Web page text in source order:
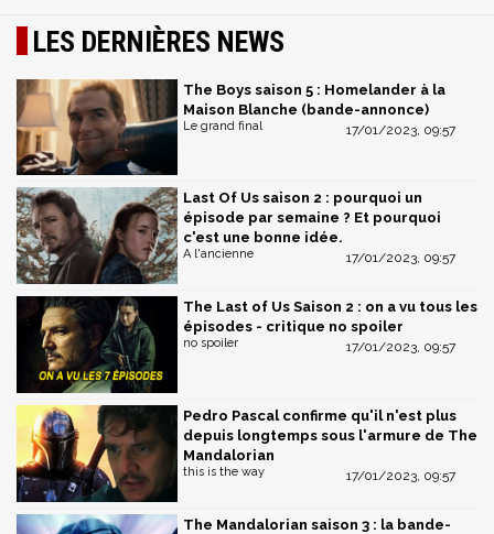
LES DERNIÈRES NEWS
The Boys saison 5 : Homelander à la
Maison Blanche (bande-annonce)
17/01/2023, 09:57
Le grand final
Last Of Us saison 2 : pourquoi un
épisode par semaine ? Et pourquoi
c'est une bonne idée.
17/01/2023, 09:57
A l'ancienne
The Last of Us Saison 2 : on a vu tous les
épisodes - critique no spoiler
17/01/2023, 09:57
no spoiler
Pedro Pascal confirme qu'il n'est plus
depuis longtemps sous l'armure de The
Mandalorian
17/01/2023, 09:57
this is the way
The Mandalorian saison 3 : la bande-